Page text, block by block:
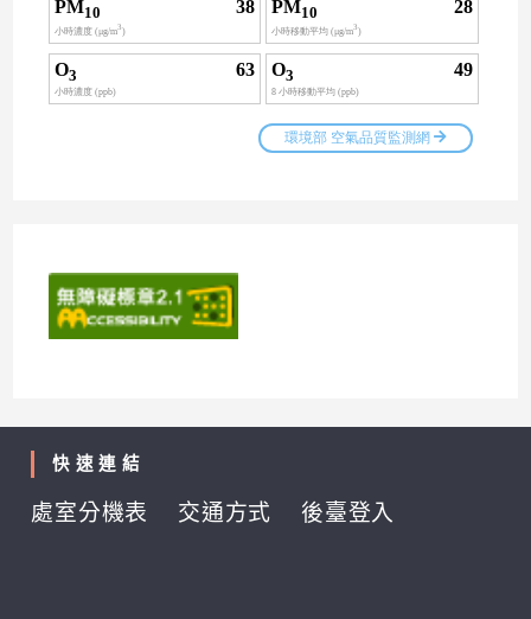
快速連結
處室分機表 交通方式 後臺登入